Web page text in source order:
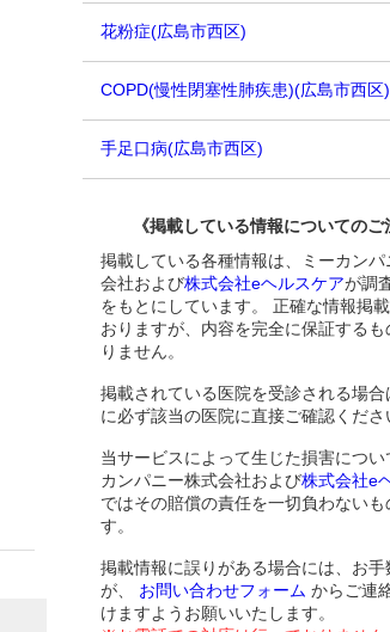
花粉症(広島市西区)
COPD(慢性閉塞性肺疾患)(広島市西区)
手足口病(広島市西区)
《掲載している情報についてのご
掲載している各種情報は、ミーカンパ
会社および株式会社eヘルスケアが調
をもとにしています。 正確な情報掲
おりますが、内容を完全に保証するも
りません。
掲載されている医院を受診される場合
に必ず該当の医院に直接ご確認くださ
当サービスによって生じた損害につい
カンパニー株式会社および株式会社e
ではその賠償の責任を一切負わないも
す。
掲載情報に誤りがある場合には、お手
が、
お問い合わせフォーム からご連
けますようお願いいたします。